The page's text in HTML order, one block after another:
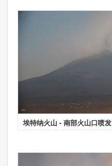
埃特纳火山 - 南部火山口喷发